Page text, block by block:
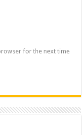
for the next time